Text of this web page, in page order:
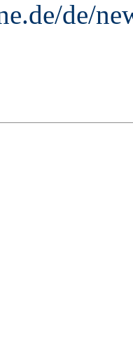
de/